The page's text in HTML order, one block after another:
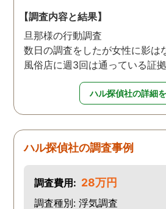
【調査内容と結果】
旦那様の行動調査
数日の調査をしたが女性に影は
風俗店に週3回は通っている証
ハル探偵社の詳細
ハル探偵社の調査事例
調査費用: 28万円
調査種別: 浮気調査